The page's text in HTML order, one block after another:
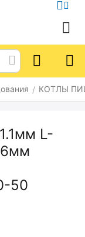
/ КОТЛЫ
L-
50